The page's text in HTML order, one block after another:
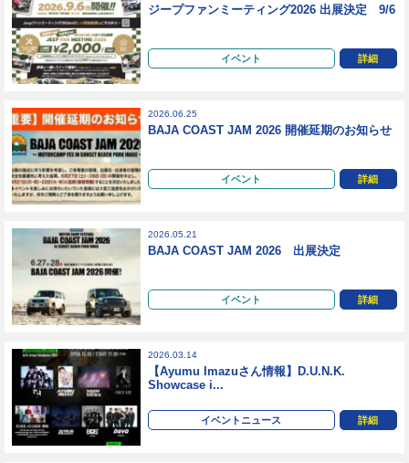
ジープファンミーティング2026 出展決定 9/6
イベント 詳細
2026.06.25
BAJA COAST JAM 2026 開催延期のお知らせ
イベント 詳細
2026.05.21
BAJA COAST JAM 2026 出展決定
イベント 詳細
2026.03.14
【Ayumu Imazuさん情報】D.U.N.K.
Showcase i...
イベントニュース 詳細